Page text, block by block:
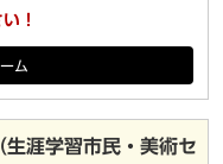
！
ム
涯学習市民・美術セ